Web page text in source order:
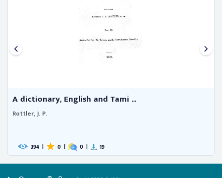
A dictionary, English and Tami ...
Rottler, J. P.
394 | 0 | 0 | 19